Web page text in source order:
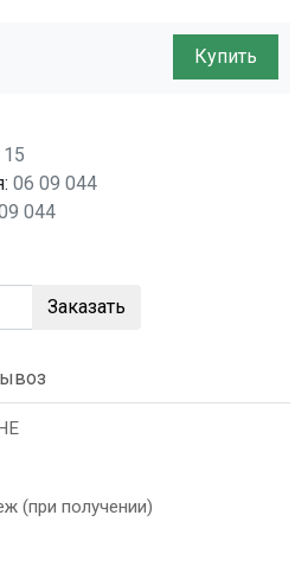
Купить
06 09 044
044
Заказать
(при получении)